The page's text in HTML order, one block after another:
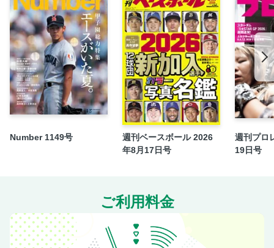
野球浪漫2025〈42〉 中村祐太［西武］
昭和世代の言い残し 川又米利［元中日］〈1〉
【大学野球2025秋季リーグ戦決算号 「人間力野球」の結
集】
あの日、あのとき、あの場所で
ボールパーク共和国
スージー鈴木の「球さわぎの腰つき」
ベースボールゼミナール
独立リーグWEEKLY REPORT
2025メジャーニュース
MLB最新事情
Number 1149号
週刊ベースボール 2026
年8月17日号
週刊プロ
19日号
ご利用料金